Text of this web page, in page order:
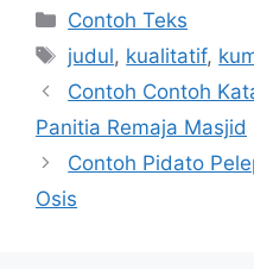
Kategori
Contoh Teks
Tag
judul, kualitatif,
Contoh Contoh
Panitia Remaja Masjid
Contoh Pidato
Osis